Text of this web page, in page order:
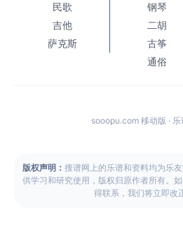
民歌 钢琴
吉他
二胡
萨克斯
古筝
通俗
sooopu.com 移动版 ·
版权声明： 搜谱网上的乐谱和资料均为乐
供学习和研究使用，版权归原作者所有。
得联系，我们将立即改